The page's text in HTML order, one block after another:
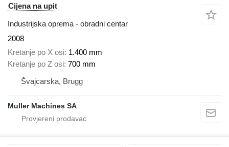
Cijena na upit
Industrijska oprema - obradni centar
2008
Kretanje po X osi 1.400 mm
Kretanje po Z osi 700 mm
Švајcarska, Brugg
Muller Machines SA